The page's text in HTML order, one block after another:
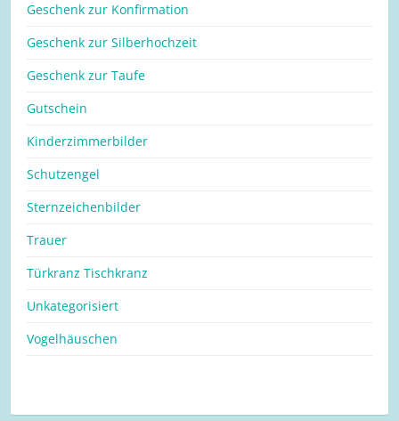
Geschenk zur Konfirmation
Geschenk zur Silberhochzeit
Geschenk zur Taufe
Gutschein
Kinderzimmerbilder
Schutzengel
Sternzeichenbilder
Trauer
Türkranz Tischkranz
Unkategorisiert
Vogelhäuschen